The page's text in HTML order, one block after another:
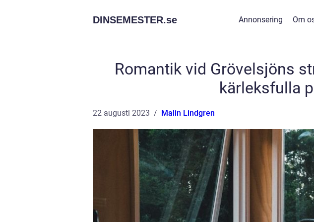
DINSEMESTER.se Annonsering Om
Romantik vid Grövelsjöns
kärleksfulla
22 augusti 2023 Malin Lindgren